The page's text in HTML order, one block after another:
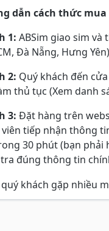
dẫn cách thức mua
1: ABSim giao sim
Đà Nẵng, Hưng Yên)
2: Quý khách đến
thủ tục (Xem danh
3: Đặt hàng trên
tiếp nhận thông
30 phút (bạn phải
đúng thông tin
quý khách gặp nhiều